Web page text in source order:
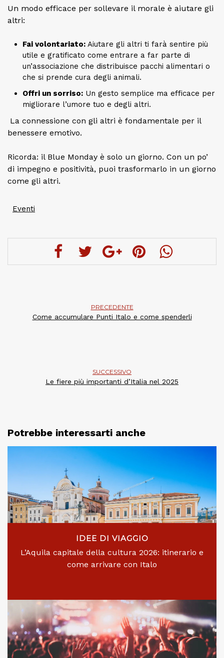
Un modo efficace per sollevare il morale è aiutare gli
altri:
Fai volontariato: Aiutare gli altri ti farà sentire più
utile e gratificato come entrare a far parte di
un’associazione che distribuisce pacchi alimentari o
che si prende cura degli animali.
Offri un sorriso: Un gesto semplice ma efficace per
migliorare l’umore tuo e degli altri.
La connessione con gli altri è fondamentale per il
benessere emotivo.
Ricorda: il Blue Monday è solo un giorno. Con un po’
di impegno e positività, puoi trasformarlo in un giorno
come gli altri.
Eventi
PRECEDENTE
Come accumulare Punti Italo e come spenderli
SUCCESSIVO
Le fiere più importanti d’Italia nel 2025
Potrebbe interessarti anche
IDEE DI VIAGGIO
L’Aquila capitale della cultura 2026: itinerario e
come arrivare con Italo